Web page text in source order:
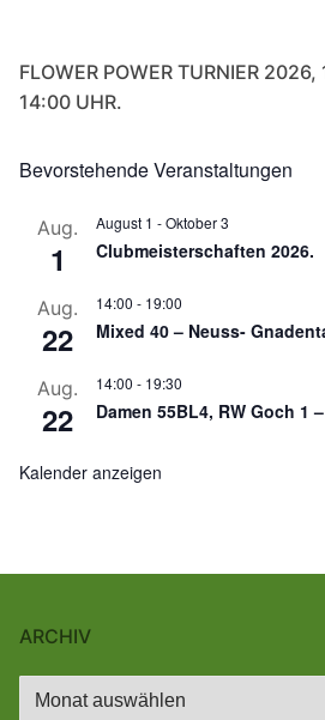
FLOWER POWER TURNIER
14:00 UHR.
Bevorstehende Veranstaltungen
Aug.
1
August 1 -Oktober 3
Clubmeisterschaften 2026.
Aug.
22
14:00 - 19:00
Mixed 40 – Neuss-
Aug.
22
14:00 - 19:30
Damen 55BL4, RW Goch 1
Kalender anzeigen
ARCHIV
Archiv